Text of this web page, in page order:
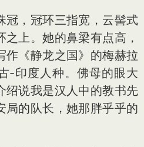
冠，冠环三指宽，云髻式
上。她的鼻梁有点高，
作《静龙之国》的梅赫拉
-印度人种。佛母的眼大
绍说我是汉人中的教书先
局的队长，她那胖乎乎的